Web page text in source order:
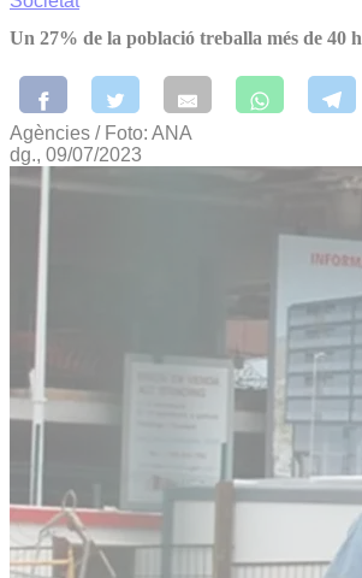
Un 27% de la població treballa més de 40
Agències / Foto: ANA
dg., 09/07/2023